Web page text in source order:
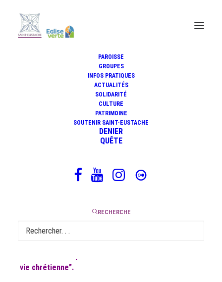
PAROISSE
GROUPES
INFOS PRATIQUES
ACTUALITÉS
SOLIDARITÉ
CULTURE
PATRIMOINE
SOUTENIR SAINT-EUSTACHE
DENIER
QUÊTE
RECHERCHE
Entretiens sur la messe de Mgr
Michel Aupetit
26 mars 2020
suspendues, Mgr Michel Aupetit propose de réfléchir
vie chrétienne”.